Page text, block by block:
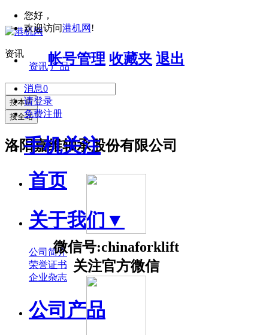
您好，
欢迎访问港机网 !
帐号管理 收藏夹 退出
消息0
请登录
免费注册
手机关注
微信号:chinaforklift
关注官方微信
资讯
资讯 产品
搜本店
搜全站
洛阳嘉维轴承股份有限公司
首页
关于我们 ▼
公司简介
荣誉证书
企业杂志
公司产品